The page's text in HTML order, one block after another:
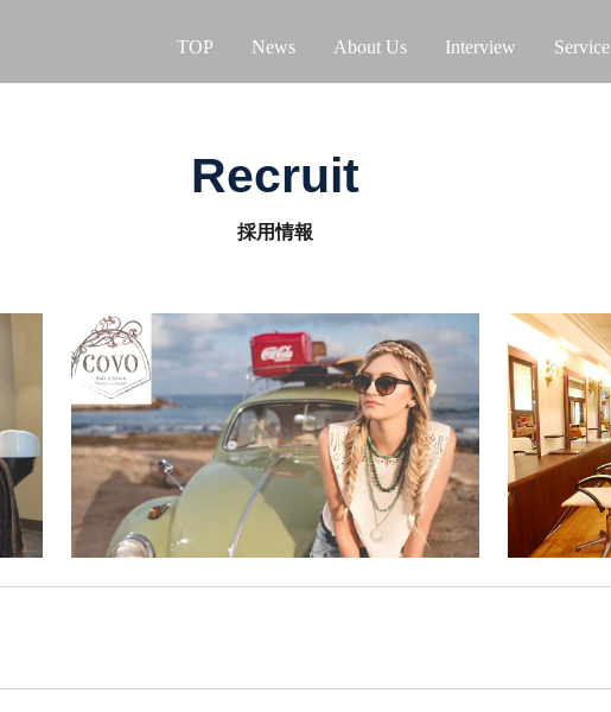
TOP News About Us Interview Service
Recruit
採用情報